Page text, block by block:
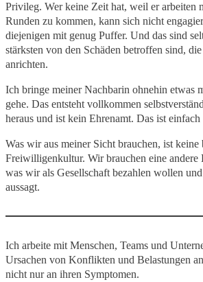
Privileg. Wer keine Zeit hat, weil er arbeiten
Runden zu kommen, kann sich nicht
diejenigen mit genug Puffer. Und das sind
stärksten von den Schäden betroffen sind,
anrichten.
Ich bringe meiner Nachbarin ohnehin etwas
gehe. Das entsteht vollkommen
heraus und ist kein Ehrenamt. Das ist
Was wir aus meiner Sicht brauchen, ist keine
Freiwilligenkultur. Wir brauchen eine andere
was wir als Gesellschaft bezahlen wollen
aussagt.
Ich arbeite mit Menschen, Teams und
Ursachen von Konflikten und Belastungen
nicht nur an ihren Symptomen.